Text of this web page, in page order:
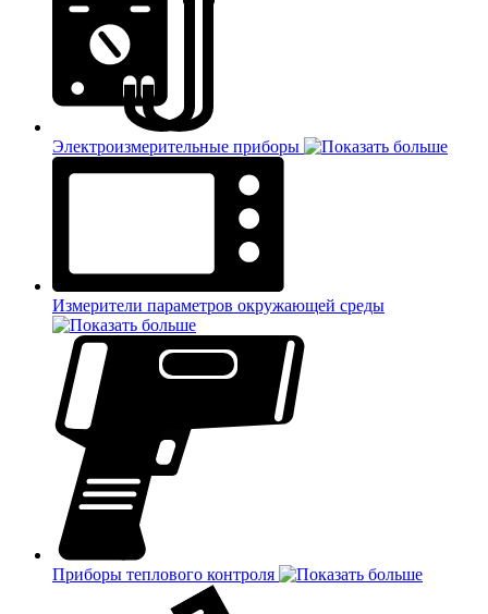
Электроизмерительные приборы
Измерители параметров окружающей среды
Приборы теплового контроля